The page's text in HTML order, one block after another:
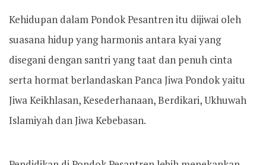
Kehidupan dalam Pondok Pesantren itu dijiwai oleh
suasana hidup yang harmonis antara kyai yang
disegani dengan santri yang taat dan penuh cinta
serta hormat berlandaskan Panca Jiwa Pondok yaitu
Jiwa Keikhlasan, Kesederhanaan, Berdikari, Ukhuwah
Islamiyah dan Jiwa Kebebasan.